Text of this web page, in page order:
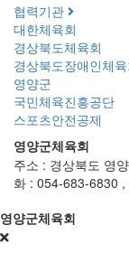
협력기관
대한체육회
경상북도체육회
경상북도장애인체육
영양군
국민체육진흥공단
스포츠안전공제
영양군체육회
주소 : 경상북도 영
화 : 054-683-6830
영양군체육회